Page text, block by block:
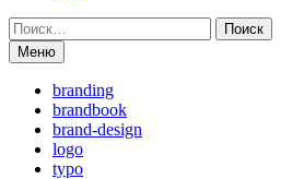
Найти:
Меню
branding
brandbook
brand-design
logo
typo